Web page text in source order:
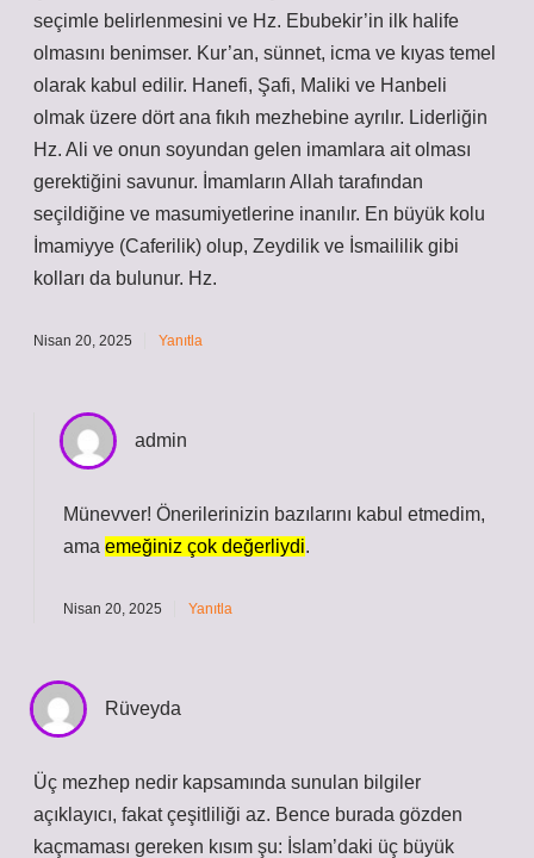
seçimle belirlenmesini ve Hz. Ebubekir’in ilk halife
olmasını benimser. Kur’an, sünnet, icma ve kıyas temel
olarak kabul edilir. Hanefi, Şafi, Maliki ve Hanbeli
olmak üzere dört ana fıkıh mezhebine ayrılır. Liderliğin
Hz. Ali ve onun soyundan gelen imamlara ait olması
gerektiğini savunur. İmamların Allah tarafından
seçildiğine ve masumiyetlerine inanılır. En büyük kolu
İmamiyye (Caferilik) olup, Zeydilik ve İsmaililik gibi
kolları da bulunur. Hz.
Nisan 20, 2025 Yanıtla
admin
Münevver! Önerilerinizin bazılarını kabul etmedim,
ama emeğiniz çok değerliydi.
Nisan 20, 2025 Yanıtla
Rüveyda
Üç mezhep nedir kapsamında sunulan bilgiler
açıklayıcı, fakat çeşitliliği az. Bence burada gözden
kaçmaması gereken kısım şu: İslam’daki üç büyük